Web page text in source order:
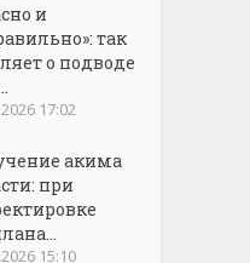
и
так
о подводе
17:02
акима
при
15:10